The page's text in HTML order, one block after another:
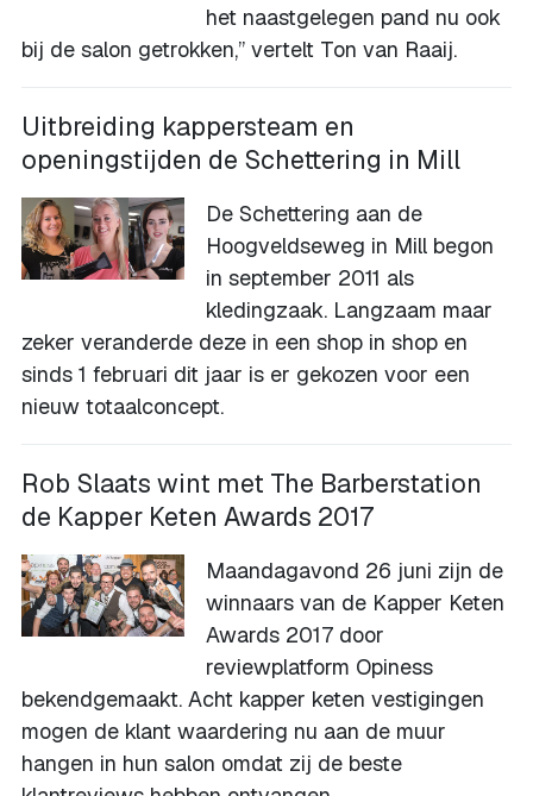
het naastgelegen pand nu ook
bij de salon getrokken,” vertelt Ton van Raaij.
Uitbreiding kappersteam en
openingstijden de Schettering in Mill
De Schettering aan de
Hoogveldseweg in Mill begon
in september 2011 als
kledingzaak. Langzaam maar
zeker veranderde deze in een shop in shop en
sinds 1 februari dit jaar is er gekozen voor een
nieuw totaalconcept.
Rob Slaats wint met The Barberstation
de Kapper Keten Awards 2017
Maandagavond 26 juni zijn de
winnaars van de Kapper Keten
Awards 2017 door
reviewplatform Opiness
bekendgemaakt. Acht kapper keten vestigingen
mogen de klant waardering nu aan de muur
hangen in hun salon omdat zij de beste